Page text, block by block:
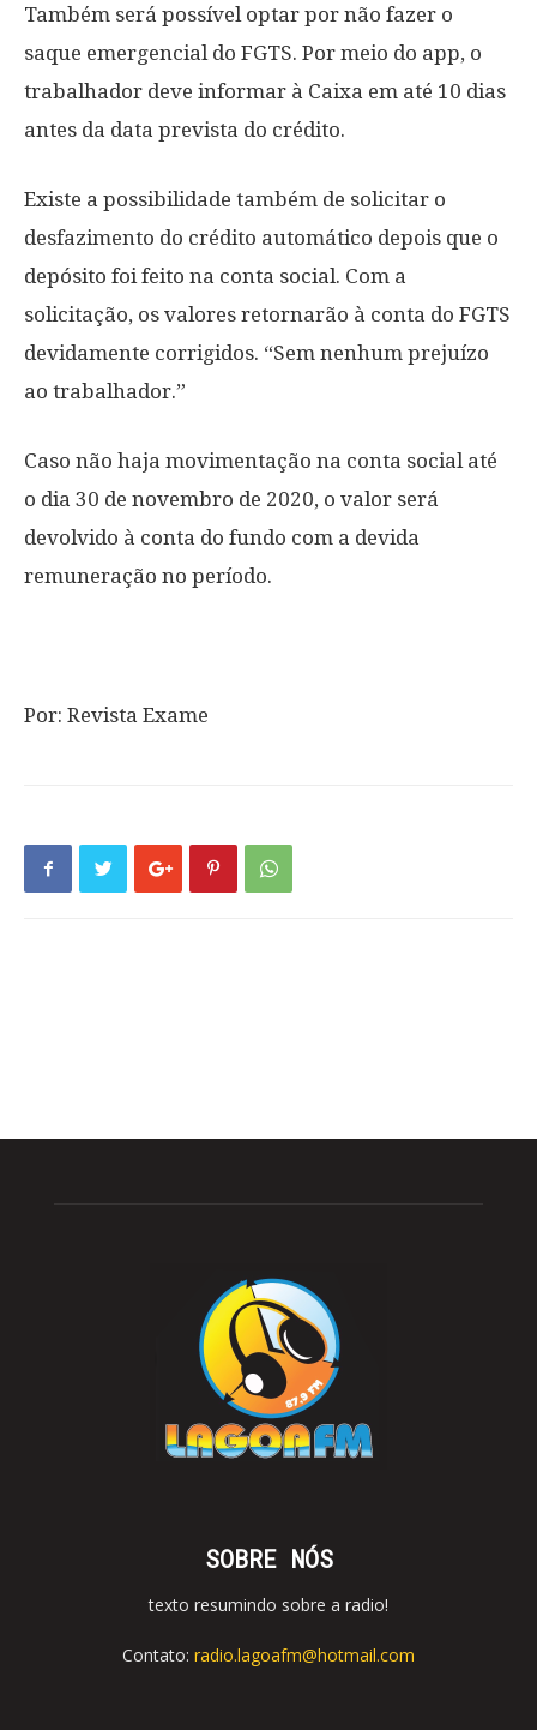
Também será possível optar por não fazer o
saque emergencial do FGTS. Por meio do app, o
trabalhador deve informar à Caixa em até 10 dias
antes da data prevista do crédito.
Existe a possibilidade também de solicitar o
desfazimento do crédito automático depois que o
depósito foi feito na conta social. Com a
solicitação, os valores retornarão à conta do FGTS
devidamente corrigidos. “Sem nenhum prejuízo
ao trabalhador.”
Caso não haja movimentação na conta social até
o dia 30 de novembro de 2020, o valor será
devolvido à conta do fundo com a devida
remuneração no período.
Por: Revista Exame
SOBRE NÓS
texto resumindo sobre a radio!
Contato: radio.lagoafm@hotmail.com